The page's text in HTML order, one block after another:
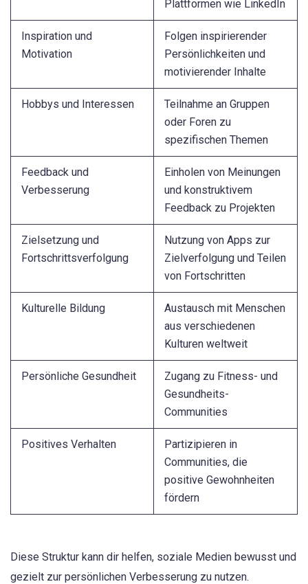
Plattformen wie LinkedIn
Inspiration und
Motivation
Folgen inspirierender
Persönlichkeiten und
motivierender Inhalte
Hobbys und Interessen
Teilnahme an Gruppen
oder Foren zu
spezifischen Themen
Feedback und
Verbesserung
Einholen von Meinungen
und konstruktivem
Feedback zu Projekten
Zielsetzung und
Fortschrittsverfolgung
Nutzung von Apps zur
Zielverfolgung und Teilen
von Fortschritten
Kulturelle Bildung
Austausch mit Menschen
aus verschiedenen
Kulturen weltweit
Persönliche Gesundheit
Zugang zu Fitness- und
Gesundheits-
Communities
Positives Verhalten
Partizipieren in
Communities, die
positive Gewohnheiten
fördern
Diese Struktur kann dir helfen, soziale Medien bewusst und
gezielt zur persönlichen Verbesserung zu nutzen.